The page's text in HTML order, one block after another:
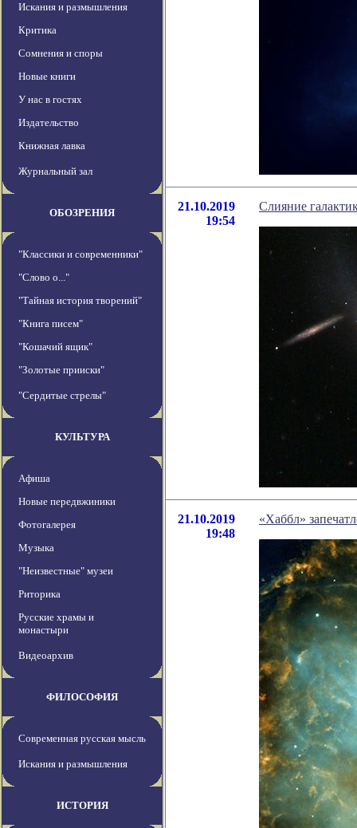
Искания и размышления
Критика
Сомнения и споры
Новые книги
У нас в гостях
Издательство
Книжная лавка
Журнальный зал
ОБОЗРЕНИЯ
"Классики и современники"
"Слово о..."
"Тайная история творений"
"Книга писем"
"Кошачий ящик"
"Золотые прииски"
"Сердитые стрелы"
КУЛЬТУРА
Афиша
Новые передвжиники
Фотогалерея
Музыка
"Неизвестные" музеи
Риторика
Русские храмы и
монастыри
Видеоархив
ФИЛОСОФИЯ
Современная русская мысль
Искания и размышления
ИСТОРИЯ
21.10.2019
19:54
Слияние
21.10.2019
19:48
«Хаббл»